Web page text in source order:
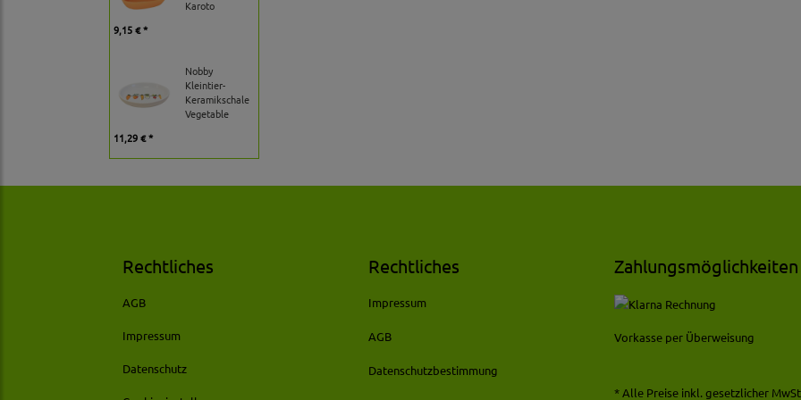
Karoto
9,15 € *
Nobby
Kleintier-
Keramikschale
Vegetable
11,29 € *
Rechtliches
AGB
Impressum
Datenschutz
Rechtliches
Impressum
AGB
Datenschutzbestimmung
Zahlungsmöglichkeiten
Vorkasse per Überweisung
* Alle Preise inkl. gesetzlicher